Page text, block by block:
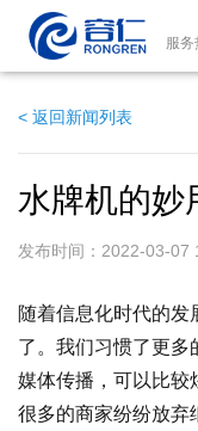
服
< 返回新闻列表
水牌机的妙
发布时间：2022-03-
随着信息化时代的发
了。我们习惯了更多
媒体传播，可以比较
很多的商家纷纷放弃